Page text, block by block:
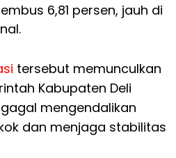
6,81 persen, jauh di
tersebut memunculkan
Kabupaten Deli
mengendalikan
dan menjaga stabilitas